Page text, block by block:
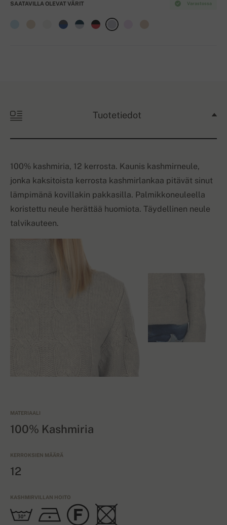
Varastossa
SAATAVILLA OLEVAT VÄRIT
Tuotetiedot
100% kashmiria, 12 kerrosta. Kaunis kashmirneule,
jonka kaksitoista kerrosta kashmirlankaa pitävät sinut
lämpimänä kovillakin pakkasilla. Palmikkoneuleella
koristettu neule herättää huomiota. Täydellinen neule
talvikauteen.
MATERIAALI
100% Kashmiria
KERROKSIEN MÄÄRÄ
12
KASHMIRVILLAN HOITO